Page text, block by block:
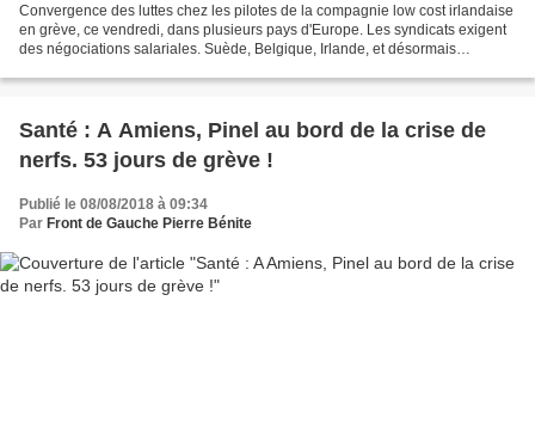
Convergence des luttes chez les pilotes de la compagnie low cost irlandaise
en grève, ce vendredi, dans plusieurs pays d'Europe. Les syndicats exigent
des négociations salariales. Suède, Belgique, Irlande, et désormais
Santé : A Amiens, Pinel au bord de la crise de
nerfs. 53 jours de grève !
Publié le 08/08/2018 à 09:34
Par Front de Gauche Pierre Bénite